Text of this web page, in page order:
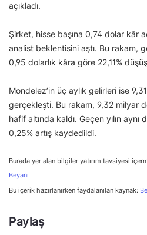
açıkladı.
Şirket, hisse başına 0,74 dolar kâr
analist beklentisini aştı. Bu rakam,
0,95 dolarlık kâra göre 22,11%
Mondelez’in üç aylık gelirleri ise
gerçekleşti. Bu rakam, 9,32 milyar
hafif altında kaldı. Geçen yılın
0,25% artış kaydedildi.
Burada yer alan bilgiler yatırım tavsiyesi
Beyanı
Bu içerik hazırlanırken faydalanılan kaynak:
Paylaş